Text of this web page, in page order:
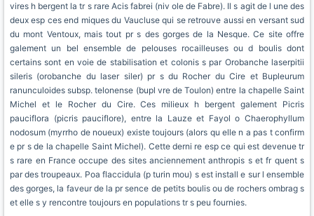
vires h bergent la tr s rare Acis fabrei (niv ole de Fabre). Il s agit de l une des
deux esp ces end miques du Vaucluse qui se retrouve aussi en versant sud
du mont Ventoux, mais tout pr s des gorges de la Nesque. Ce site offre
galement un bel ensemble de pelouses rocailleuses ou d boulis dont
certains sont en voie de stabilisation et colonis s par Orobanche laserpitii
sileris (orobanche du laser siler) pr s du Rocher du Cire et Bupleurum
ranunculoides subsp. telonense (bupl vre de Toulon) entre la chapelle Saint
Michel et le Rocher du Cire. Ces milieux h bergent galement Picris
pauciflora (picris pauciflore), entre la Lauze et Fayol o Chaerophyllum
nodosum (myrrho de noueux) existe toujours (alors qu elle n a pas t confirm
e pr s de la chapelle Saint Michel). Cette derni re esp ce qui est devenue tr
s rare en France occupe des sites anciennement anthropis s et fr quent s
par des troupeaux. Poa flaccidula (p turin mou) s est install e sur l ensemble
des gorges, la faveur de la pr sence de petits boulis ou de rochers ombrag s
et elle s y rencontre toujours en populations tr s peu fournies.